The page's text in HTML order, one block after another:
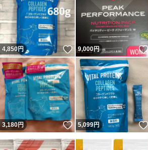
4,850円 いいね！
9,000円
3,180円 いいね！
5,099円